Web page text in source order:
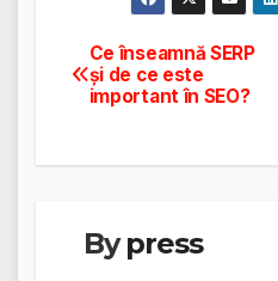
Navigare
în
articole
Ce înseamnă SERP
și de ce este
important în SEO?
Bypress